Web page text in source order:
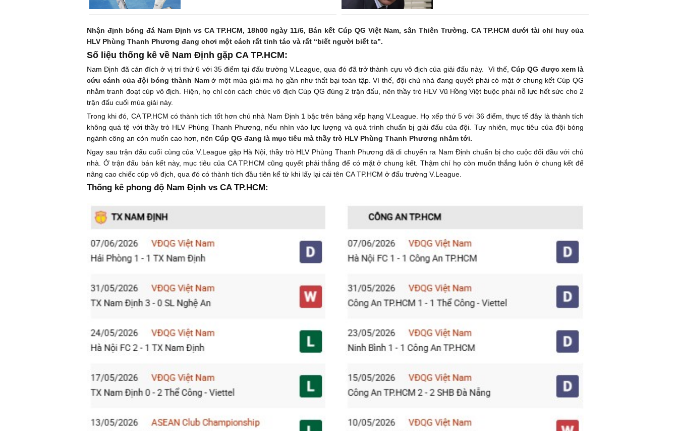
Nhận định bóng đá Nam Định vs CA TP.HCM, 18h00 ngày 11/6, Bán kết Cúp QG Việt Nam, sân Thiên Trường. CA TP.HCM dưới tài chỉ huy của
HLV Phùng Thanh Phương đang chơi một cách rất tỉnh táo và rất “biết người biết ta”.
Số liệu thống kê về Nam Định gặp CA TP.HCM:
Nam Định đã cán đích ở vị trí thứ 6 với 35 điểm tại đấu trường V.League, qua đó đã trở thành cựu vô địch của giải đấu này. Vì thế, Cúp QG được xem là
cứu cánh của đội bóng thành Namở một mùa giải mà họ gần như thất bại toàn tập. Vì thế, đội chủ nhà đang quyết phải có mặt ở chung kết Cúp QG
nhằm tranh đoạt cúp vô địch. Hiện, họ chỉ còn cách chức vô địch Cúp QG đúng 2 trận đấu, nên thầy trò HLV Vũ Hồng Việt buộc phải nỗ lực hết sức cho 2
trận đấu cuối mùa giải này.
Trong khi đó, CA TP.HCM có thành tích tốt hơn chủ nhà Nam Định 1 bậc trên bảng xếp hạng V.League. Họ xếp thứ 5 với 36 điểm, thực tế đây là thành tích
không quá tệ với thầy trò HLV Phùng Thanh Phương, nếu nhìn vào lực lượng và quá trình chuẩn bị giải đấu của đội. Tuy nhiên, mục tiêu của đội bóng
ngành công an còn muốn cao hơn, nên Cúp QG đang là mục tiêu mà thầy trò HLV Phùng Thanh Phương nhắm tới.
Ngay sau trận đấu cuối cùng của V.League gặp Hà Nội, thầy trò HLV Phùng Thanh Phương đã di chuyển ra Nam Định chuẩn bị cho cuộc đối đầu với chủ
nhà. Ở trận đấu bán kết này, mục tiêu của CA TP.HCM cũng quyết phải thắng để có mặt ở chung kết. Thậm chí họ còn muốn thắng luôn ở chung kết để
nâng cao chiếc cúp vô địch, qua đó có thành tích đầu tiên kể từ khi lấy lại cái tên CA TP.HCM ở đấu trường V.League.
Thống kê phong độ Nam Định vs CA TP.HCM: